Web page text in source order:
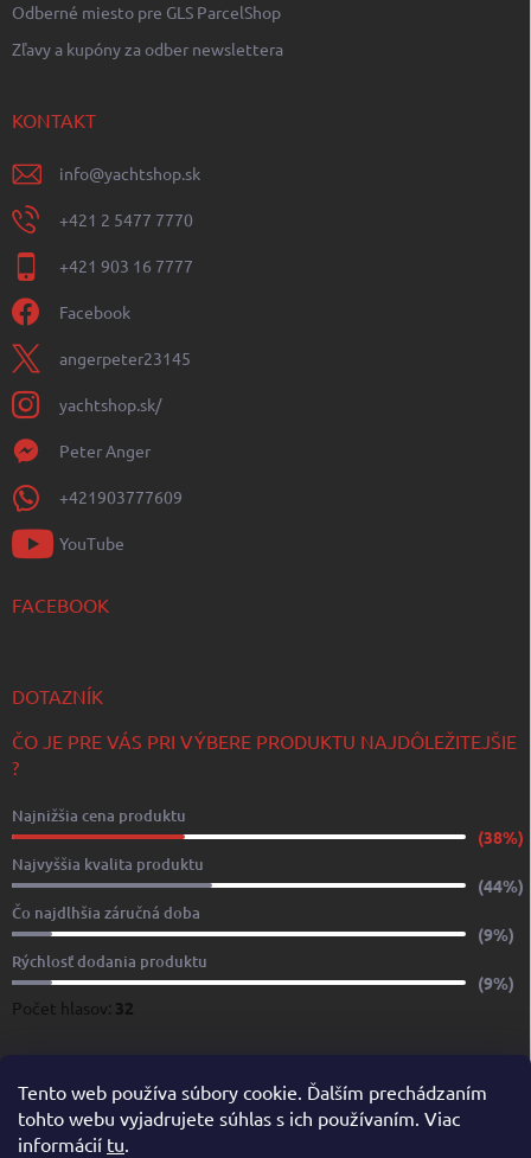
Tento web používa súbory cookie. Ďalším prechádzaním
tohto webu vyjadrujete súhlas s ich používaním. Viac
informácií tu.
Odberné miesto pre GLS ParcelShop
Zľavy a kupóny za odber newslettera
KONTAKT
info@yachtshop.sk
+421 2 5477 7770
+421 903 16 7777
Facebook
angerpeter23145
yachtshop.sk/
Peter Anger
+421903777609
YouTube
FACEBOOK
DOTAZNÍK
ČO JE PRE VÁS PRI VÝBERE PRODUKTU NAJDÔLEŽITEJŠIE
?
Najnižšia cena produktu
(38%)
Najvyššia kvalita produktu
(44%)
Čo najdlhšia záručná doba
(9%)
Rýchlosť dodania produktu
(9%)
Počet hlasov: 32
www.yachtshop.sk www.limoservices.sk www.taxisluzba.com
www.airporttaxi.sk www.taxischwechat.sk